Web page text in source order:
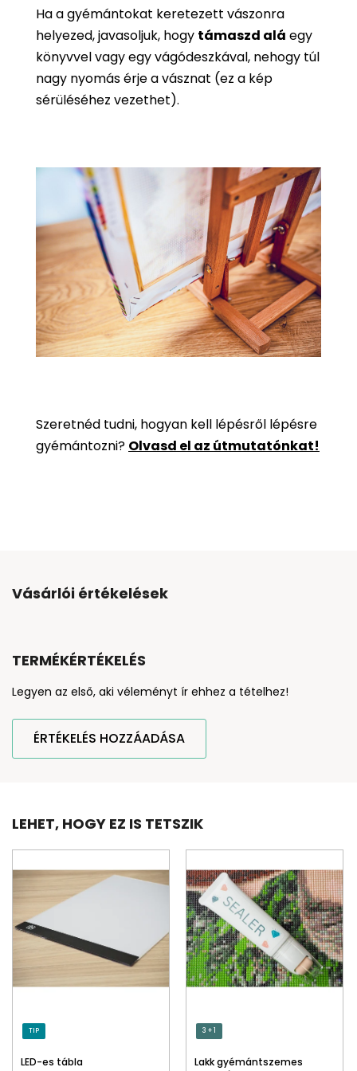
Ha a gyémántokat keretezett vászonra
helyezed, javasoljuk, hogy támaszd alá egy
könyvvel vagy egy vágódeszkával, nehogy túl
nagy nyomás érje a vásznat (ez a kép
sérüléséhez vezethet).
Szeretnéd tudni, hogyan kell lépésről lépésre
gyémántozni? Olvasd el az útmutatónkat!
Vásárlói értékelések
TERMÉKÉRTÉKELÉS
Legyen az első, aki véleményt ír ehhez a tételhez!
ÉRTÉKELÉS HOZZÁADÁSA
LEHET, HOGY EZ IS TETSZIK
TIP
LED-es tábla
3 + 1
Lakk gyémántszemes